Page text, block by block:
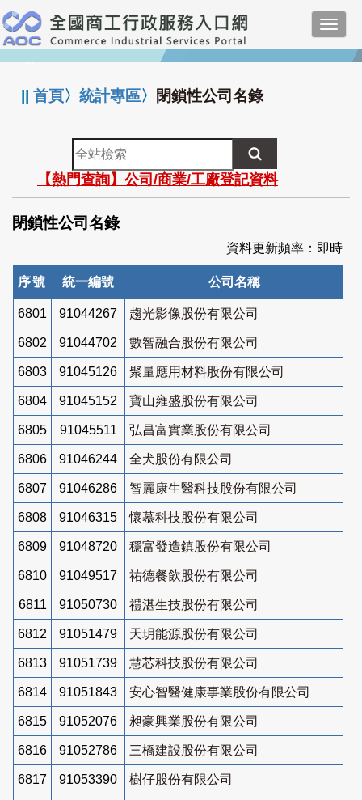
跳
到
主
要
:::
||首頁〉統計專區〉 閉鎖性公司名錄
全
站
檢
索
【熱門查詢】公司/商業/工廠登記資料
閉鎖性公司名錄
資料更新頻率：即時
序號 統一編號 公司名稱
6801 91044267 趨光影像股份有限公司
6802 91044702 數智融合股份有限公司
6803 91045126 聚量應用材料股份有限公司
6804 91045152 寶山雍盛股份有限公司
6805 91045511 弘昌富實業股份有限公司
6806 91046244 全犬股份有限公司
6807 91046286 智麗康生醫科技股份有限公司
6808 91046315 懷慕科技股份有限公司
6809 91048720 穩富發造鎮股份有限公司
6810 91049517 祐德餐飲股份有限公司
6811 91050730 禮湛生技股份有限公司
6812 91051479 天玥能源股份有限公司
6813 91051739 慧芯科技股份有限公司
6814 91051843 安心智醫健康事業股份有限公司
6815 91052076 昶豪興業股份有限公司
6816 91052786 三橋建設股份有限公司
6817 91053390 樹仔股份有限公司